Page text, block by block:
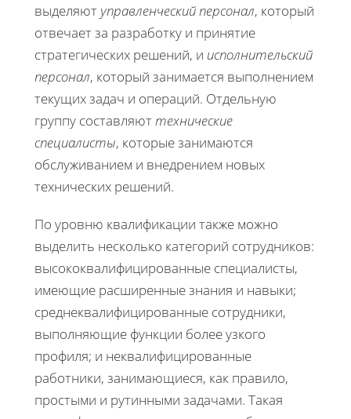
выделяют управленческий персонал, который
отвечает за разработку и принятие
стратегических решений, и исполнительский
персонал, который занимается выполнением
текущих задач и операций. Отдельную
группу составляюттехнические
специалисты, которые занимаются
обслуживанием и внедрением новых
технических решений.
По уровню квалификации также можно
выделить несколько категорий сотрудников:
высококвалифицированные специалисты,
имеющие расширенные знания и навыки;
среднеквалифицированные сотрудники,
выполняющие функции более узкого
профиля; и неквалифицированные
работники, занимающиеся, как правило,
простыми и рутинными задачами. Такая